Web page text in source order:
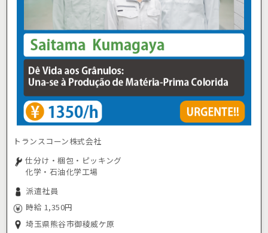
トランスコーン株式会社
仕分け・梱包・ピッキング
化学・石油化学工場
派遣社員
時給 1,350円
埼玉県熊谷市御稜威ケ原